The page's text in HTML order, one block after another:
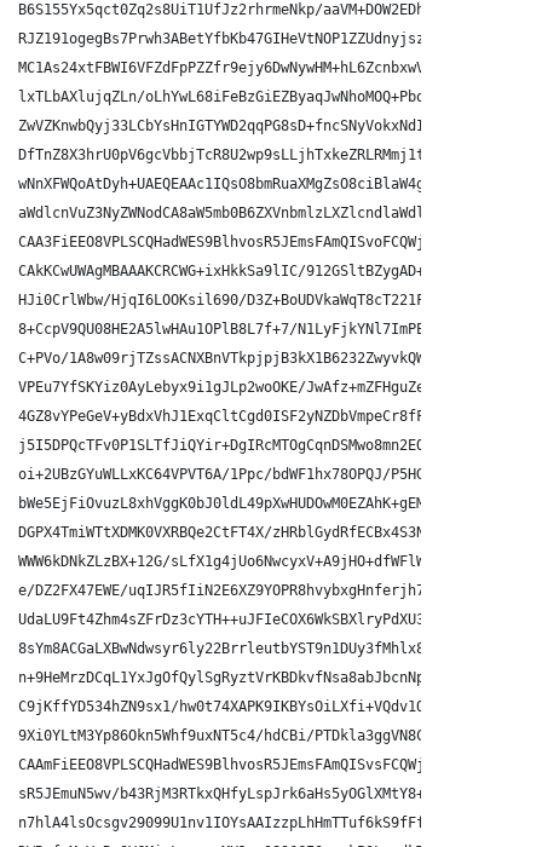
B6S155Yx5qct0Zq2s8UiT1UfJz2rhrmeNkp/
lxTLbAXlujqZLn/
ZwVZKnwbQyj33LCbYsHnIGTYWD2qqPG8sD+fncSNyVokxNdIxXAml/
CAkKCwUWAgMBAAAKCRCWG+ixHkkSa9lIC/
HJi0CrlWbw/HjqI6LOOKsil690/D3Z+BoUDVkaWqT8cT221FMF/
8+CcpV9QU08HE2A5lwHAu1OPlB8L7f+7/
C+PVo/
VPEu7YfSKYiz0AyLebyx9i1gJLp2woOKE/
4GZ8vYPeGeV+yBdxVhJ1ExqCltCgd0ISF2yNZDbVmpeCr8fF/
j5I5DPQcTFv0P1SLTfJiQYir+DgIRcMTOgCqnDSMwo8mn2EQDB03MZA/
oi+2UBzGYuWLLxKC64VPVT6A/1Ppc/bdWF1hx78OPQJ/
bWe5EjFiOvuzL8xhVggK0bJ0ldL49pXwHUDOwM0EZAhK+gEMAOjuFo9L/
DGPX4TmiWTtXDMK0VXRBQe2CtFT4X/
WWW6kDNkZLzBX+12G/
e/DZ2FX47EWE/
C9jKffYD534hZN9sx1/
9Xi0YLtM3Yp86Okn5Whf9uxNT5c4/hdCBi/
sR5JEmuN5wv/